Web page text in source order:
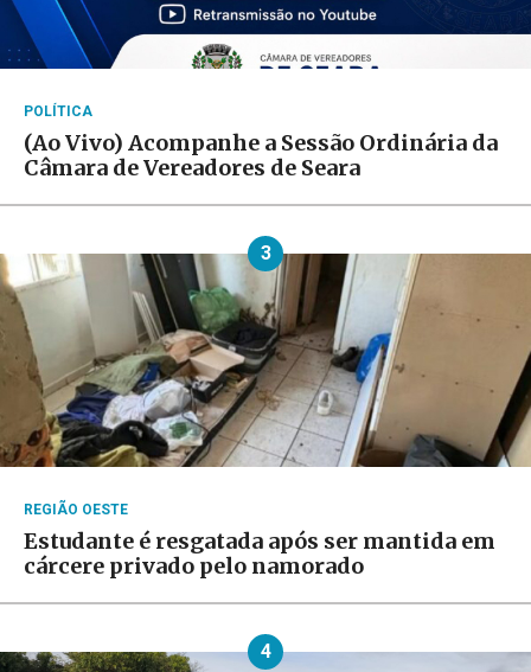
POLÍTICA
(Ao Vivo) Acompanhe a Sessão Ordinária da
Câmara de Vereadores de Seara
3
REGIÃO OESTE
Estudante é resgatada após ser mantida em
cárcere privado pelo namorado
4